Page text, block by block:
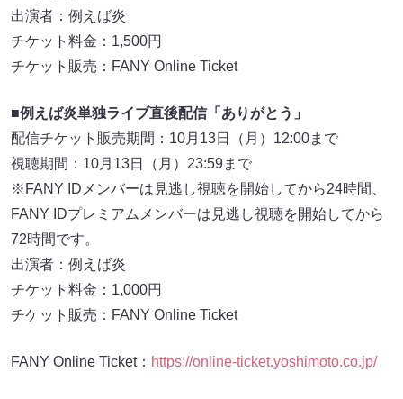
出演者：例えば炎
チケット料金：1,500円
チケット販売：FANY Online Ticket
■例えば炎単独ライブ直後配信「ありがとう」
配信チケット販売期間：10月13日（月）12:00まで
視聴期間：10月13日（月）23:59まで
※FANY IDメンバーは見逃し視聴を開始してから24時間、
FANY IDプレミアムメンバーは見逃し視聴を開始してから
72時間です。
出演者：例えば炎
チケット料金：1,000円
チケット販売：FANY Online Ticket
FANY Online Ticket： https://online-ticket.yoshimoto.co.jp/